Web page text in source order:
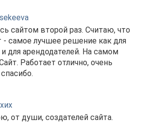
сайтом второй раз. Считаю, что
- самое лучшее решение как для
для арендодателей. На самом
Работает отлично, очень
от души, создателей сайта.